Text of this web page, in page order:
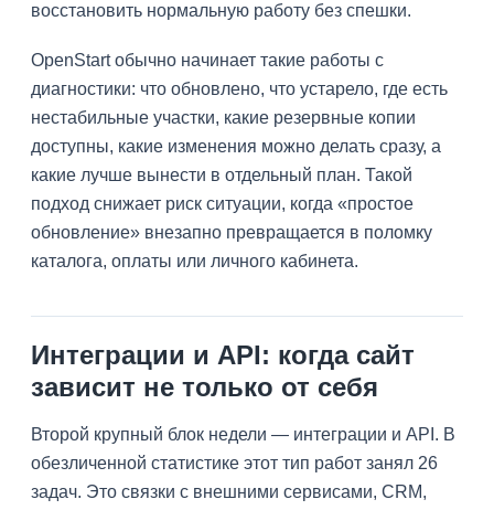
восстановить нормальную работу без спешки.
OpenStart обычно начинает такие работы с
диагностики: что обновлено, что устарело, где есть
нестабильные участки, какие резервные копии
доступны, какие изменения можно делать сразу, а
какие лучше вынести в отдельный план. Такой
подход снижает риск ситуации, когда «простое
обновление» внезапно превращается в поломку
каталога, оплаты или личного кабинета.
Интеграции и API: когда сайт
зависит не только от себя
Второй крупный блок недели — интеграции и API. В
обезличенной статистике этот тип работ занял 26
задач. Это связки с внешними сервисами, CRM,